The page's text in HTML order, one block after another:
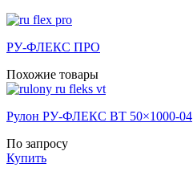
РУ-ФЛЕКС ПРО
Похожие товары
Рулон РУ-ФЛЕКС ВТ 50×1000-04
По запросу
Купить